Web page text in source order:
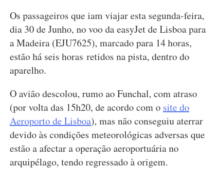
Os passageiros que iam viajar esta segunda-feira,
dia 30 de Junho, no voo da easyJet de Lisboa para
a Madeira (EJU7625), marcado para 14 horas,
estão há seis horas retidos na pista, dentro do
aparelho.
O avião descolou, rumo ao Funchal, com atraso
(por volta das 15h20, de acordo com o site do
Aeroporto de Lisboa), mas não conseguiu aterrar
devido às condições meteorológicas adversas que
estão a afectar a operação aeroportuária no
arquipélago, tendo regressado à origem.